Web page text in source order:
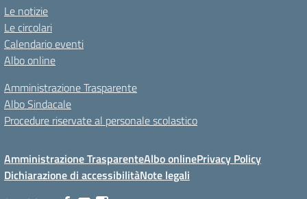
Le notizie
Le circolari
Calendario eventi
Albo online
Amministrazione Trasparente
Albo Sindacale
Procedure riservate al personale scolastico
Amministrazione TrasparenteAlbo onlinePrivacy Policy
Dichiarazione di accessibilitàNote legali